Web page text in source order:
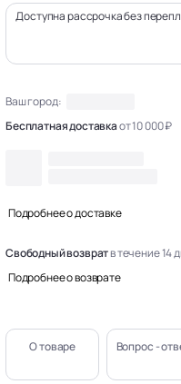
Доступна рассрочка без
Ваш город:
Бесплатная доставкаот 10 000 ₽
Подробнее о доставке
Свободный возвратв течение 14
Подробнее о возврате
О товаре Вопрос -